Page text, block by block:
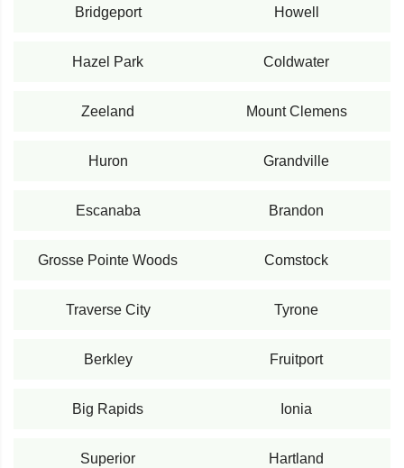
Bridgeport Howell
Hazel Park Coldwater
Zeeland Mount Clemens
Huron Grandville
Escanaba Brandon
Grosse Pointe Woods Comstock
Traverse City Tyrone
Berkley Fruitport
Big Rapids Ionia
Superior Hartland